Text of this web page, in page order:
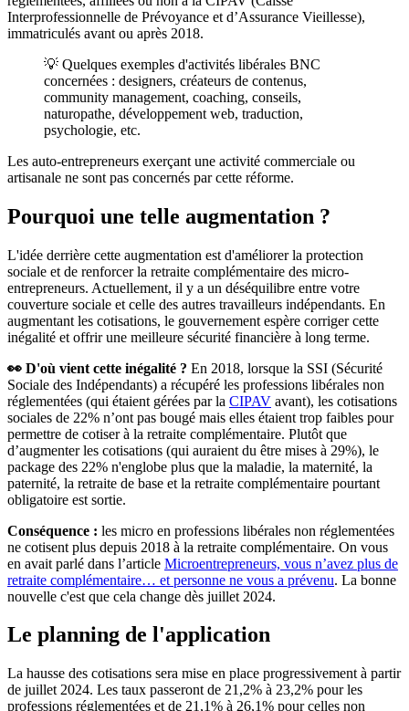
Interprofessionnelle de Prévoyance et d’Assurance Vieillesse),
immatriculés avant ou après 2018.
💡 Quelques exemples d'activités libérales BNC
concernées : designers, créateurs de contenus,
community management, coaching, conseils,
naturopathe, développement web, traduction,
psychologie, etc.
Les auto-entrepreneurs exerçant une activité commerciale ou
artisanale ne sont pas concernés par cette réforme.
Pourquoi une telle augmentation ?
L'idée derrière cette augmentation est d'améliorer la protection
sociale et de renforcer la retraite complémentaire des micro-
entrepreneurs. Actuellement, il y a un déséquilibre entre votre
couverture sociale et celle des autres travailleurs indépendants. En
augmentant les cotisations, le gouvernement espère corriger cette
inégalité et offrir une meilleure sécurité financière à long terme.
👀 D'où vient cette inégalité ? En 2018, lorsque la SSI (Sécurité
Sociale des Indépendants) a récupéré les professions libérales non
réglementées (qui étaient gérées par la CIPAV avant), les cotisations
sociales de 22% n’ont pas bougé mais elles étaient trop faibles pour
permettre de cotiser à la retraite complémentaire. Plutôt que
d’augmenter les cotisations (qui auraient du être mises à 29%), le
package des 22% n'englobe plus que la maladie, la maternité, la
paternité, la retraite de base et la retraite complémentaire pourtant
obligatoire est sortie.
Conséquence : les micro en professions libérales non réglementées
ne cotisent plus depuis 2018 à la retraite complémentaire. On vous
en avait parlé dans l’article Microentrepreneurs, vous n’avez plus de
retraite complémentaire… et personne ne vous a prévenu. La bonne
nouvelle c'est que cela change dès juillet 2024.
Le planning de l'application
La hausse des cotisations sera mise en place progressivement à partir
de juillet 2024. Les taux passeront de 21,2% à 23,2% pour les
professions réglementées et de 21,1% à 26,1% pour celles non